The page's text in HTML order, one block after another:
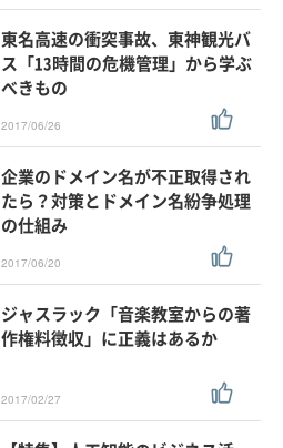
東名高速の衝突事故、東神観光バ
ス「13時間の危機管理」から学ぶ
べきもの
2017/06/26
企業のドメイン名が不正取得され
たら？対策とドメイン名紛争処理
の仕組み
2017/06/20
ジャスラック「音楽教室からの著
作権料徴収」に正義はあるか
2017/02/27